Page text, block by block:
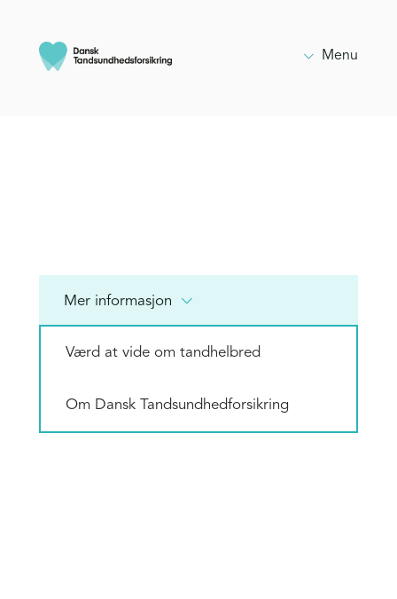
 Menu
Mer informasjon 
Værd at vide om tandhelbred
Om Dansk Tandsundhedforsikring